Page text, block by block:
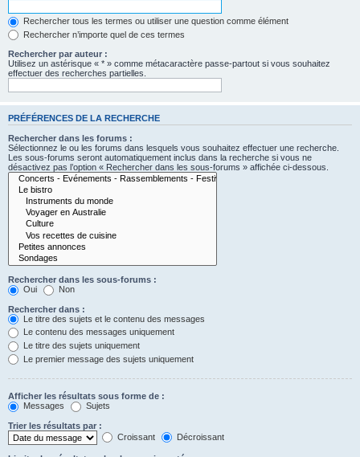
Rechercher tous les termes ou utiliser une question comme élément
Rechercher n’importe quel de ces termes
Rechercher par auteur :
Utilisez un astérisque « * » comme métacaractère passe-partout si vous souhaitez
effectuer des recherches partielles.
PRÉFÉRENCES DE LA RECHERCHE
Rechercher dans les forums :
Sélectionnez le ou les forums dans lesquels vous souhaitez effectuer une recherche.
Les sous-forums seront automatiquement inclus dans la recherche si vous ne
désactivez pas l’option « Rechercher dans les sous-forums » affichée ci-dessous.
Rechercher dans les sous-forums :
Oui
Non
Rechercher dans :
Le titre des sujets et le contenu des messages
Le contenu des messages uniquement
Le titre des sujets uniquement
Le premier message des sujets uniquement
Afficher les résultats sous forme de :
Messages
Sujets
Trier les résultats par :
Croissant
Décroissant